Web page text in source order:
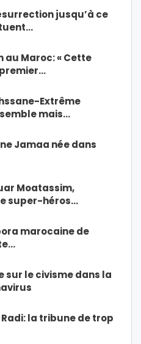
jusqu’à ce
Maroc: « Cette
Extrême
mais…
Jamaa née dans
Moatassim,
super-héros…
marocaine de
sur le civisme dans la
la tribune de trop